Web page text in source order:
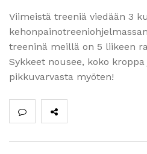
Viimeistä treeniä viedään 3
treeninä meillä on 5 liikeen
Sykkeet nousee, koko
pikkuvarvasta myöten!